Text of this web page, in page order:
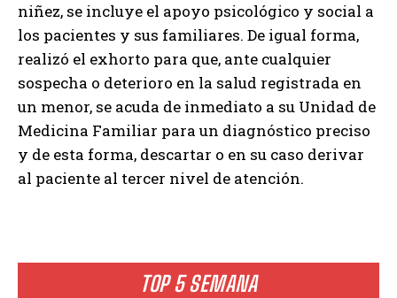
TOP 5 SEMANA
niñez, se incluye el apoyo psicológico y social a
los pacientes y sus familiares. De igual forma,
realizó el exhorto para que, ante cualquier
sospecha o deterioro en la salud registrada en
un menor, se acuda de inmediato a su Unidad de
Medicina Familiar para un diagnóstico preciso
y de esta forma, descartar o en su caso derivar
al paciente al tercer nivel de atención.